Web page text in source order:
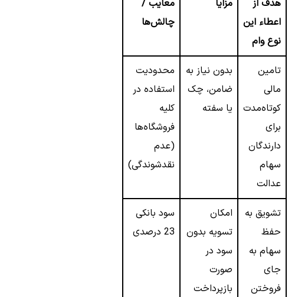
هدف از
اعطاء این
نوع وام
مزایا
معایب /
چالش‌ها
تامین
مالی
کوتاه‌مدت
برای
دارندگان
سهام
عدالت
بدون نیاز به
ضامن، چک
یا سفته
محدودیت
استفاده در
کلیه
فروشگاه‌ها
(عدم
نقدشوندگی)
تشویق به
حفظ
سهام به
جای
فروختن
امکان
تسویه بدون
سود در
صورت
بازپرداخت
سود بانکی
23 درصدی